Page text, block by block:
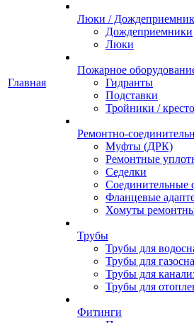
Главная
Люки /
Дождеприемники
Люки
Пожарное
Гидранты
Подставки
Тройники /
Ремонтно-
Муфты (ДРК)
Ремонтные
Седелки
Соединительные
Фланцевые
Хомуты
Трубы
Трубы для
Трубы для
Трубы для
Трубы для
Фитинги